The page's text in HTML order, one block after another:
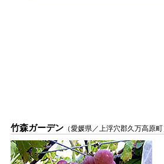
竹森ガーデン（愛媛県／上浮穴郡久万高原町